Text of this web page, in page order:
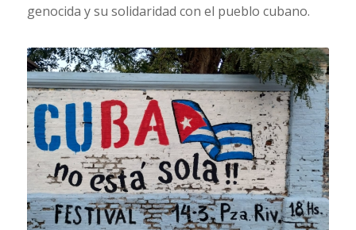
genocida y su solidaridad con el pueblo cubano.